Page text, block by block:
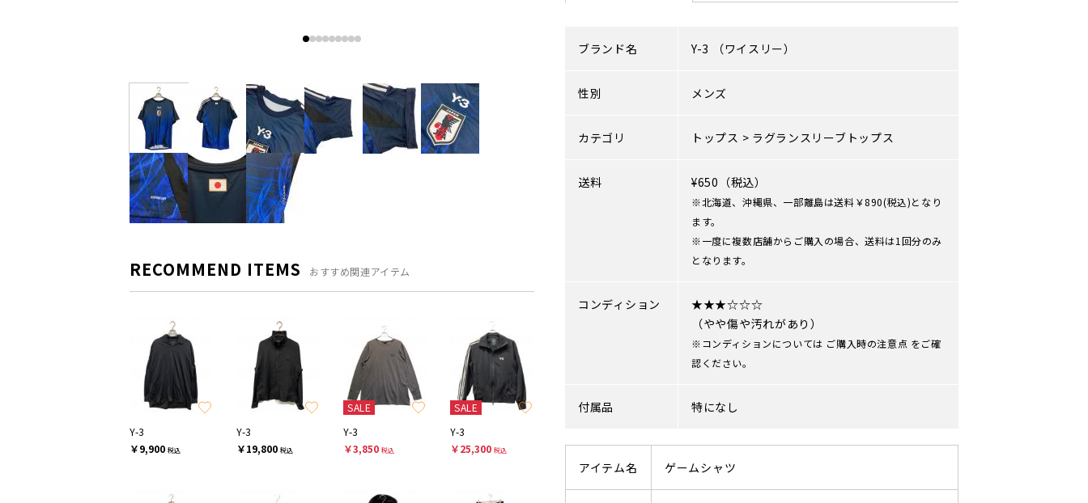
RECOMMEND ITEMS おすすめ関連アイテム
Y-3
￥9,900 税込
Y-3
￥19,800 税込
SALE
Y-3
￥3,850 税込
SALE
Y-3
￥25,300 税込
ブランド名 Y-3 （ワイスリー）
性別 メンズ
カテゴリ トップス > ラグランスリーブトップス
送料 ¥650（税込）
※北海道、沖縄県、一部離島は送料￥890(税込)となり
ます。
※一度に複数店舗からご購入の場合、送料は1回分のみ
となります。
コンディション
★★★☆☆☆
（やや傷や汚れがあり）
※コンディションについては ご購入時の注意点 をご確
認ください。
付属品 特になし
アイテム名 ゲームシャツ